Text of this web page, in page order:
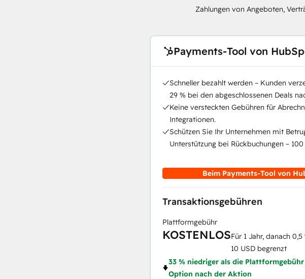
Zahlungen von Angeboten,
Payments-Tool von
Schneller bezahlt werden – Kunden
29 % bei den abgeschlossenen Deals
Keine versteckten Gebühren für
Integrationen.
Schützen Sie Ihr Unternehmen mit
Unterstützung bei Rückbuchungen –
Beim Payments-Tool von
Transaktionsgebühren
Plattformgebühr
KOSTENLOSFür 1 Jahr, danach
10 USD begrenzt
33 % niedriger als die
Option nach der Aktion